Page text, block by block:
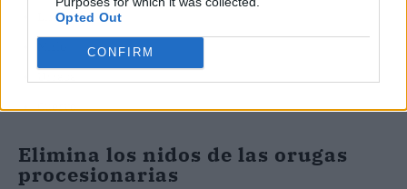
Opted Out
CONFIRM
Lirón
Cuervo
Elimina los nidos de las orugas
procesionarias